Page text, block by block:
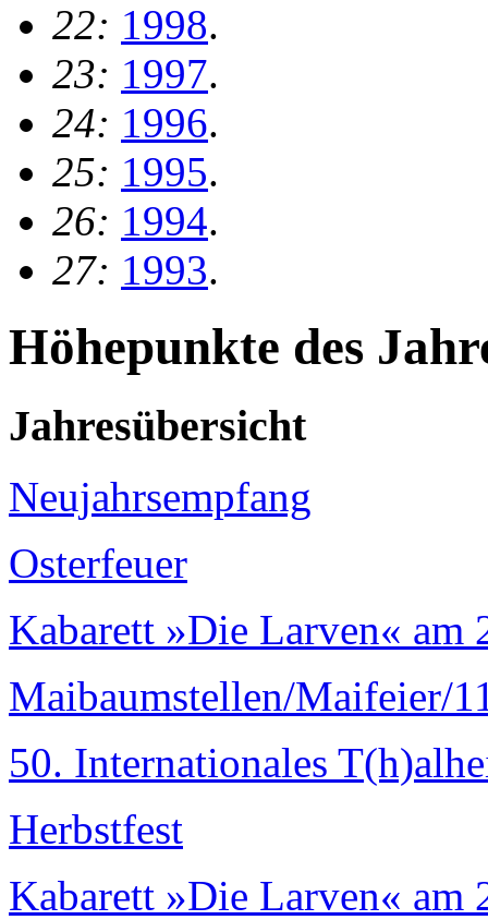
22: 1998.
23: 1997.
24: 1996.
25: 1995.
26: 1994.
27: 1993.
Höhepunkte des
Jahresübersicht
Neujahrsempfang
Osterfeuer
Kabarett »Die Larven« am
Maibaumstellen/Maifeier/
50. Internationales
Herbstfest
Kabarett »Die Larven« am